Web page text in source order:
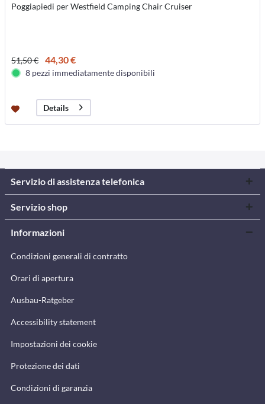
Poggiapiedi per Westfield Camping Chair Cruiser
51,50 € 44,30 €
8 pezzi immediatamente disponibili
Details
Servizio di assistenza telefonica
Servizio shop
Informazioni
Condizioni generali di contratto
Orari di apertura
Ausbau-Ratgeber
Accessibility statement
Impostazioni dei cookie
Protezione dei dati
Condizioni di garanzia